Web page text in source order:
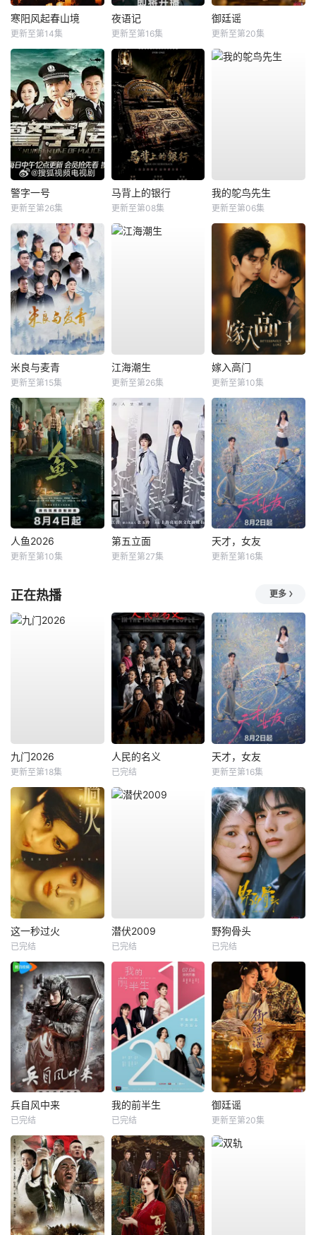
寒阳风起春山境
更新至第14集
夜语记
更新至第16集
御廷谣
更新至第20集
警字一号
更新至第26集
马背上的银行
更新至第08集
我的鸵鸟先生
更新至第06集
米良与麦青
更新至第15集
江海潮生
更新至第26集
嫁入高门
更新至第10集
人鱼2026
更新至第10集
第五立面
更新至第27集
天才，女友
更新至第16集
正在热播 更多
九门2026
更新至第18集
人民的名义
已完结
天才，女友
更新至第16集
这一秒过火
已完结
潜伏2009
已完结
野狗骨头
已完结
兵自风中来
已完结
我的前半生
已完结
御廷谣
更新至第20集